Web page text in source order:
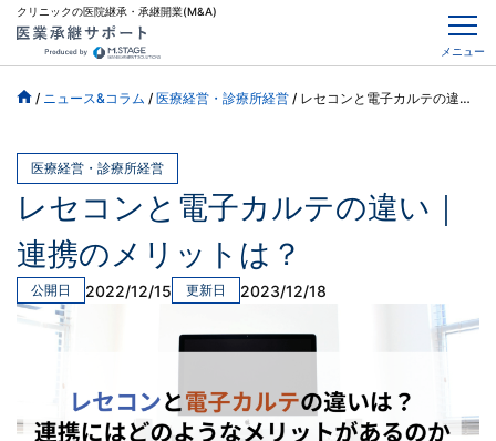
クリニックの医院継承・承継開業(M&A)
メニュー
/ ニュース&コラム / 医療経営・診療所経営 / レセコンと電子カルテの違い｜連携のメリットは？
医療経営・診療所経営
レセコンと電子カルテの違い｜
連携のメリットは？
公開日 2022/12/15 更新日 2023/12/18